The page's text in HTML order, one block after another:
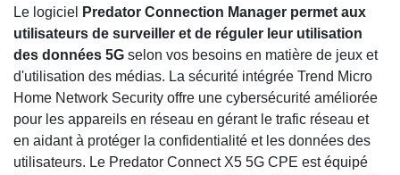
Le logiciel
Predator Connection Manager permet aux
utilisateurs de surveiller et de réguler leur utilisation
des données 5G selon vos besoins en matière de jeux et
d'utilisation des médias. La sécurité intégrée Trend Micro
Home Network Security offre une cybersécurité améliorée
pour les appareils en réseau en gérant le trafic réseau et
en aidant à protéger la confidentialité et les données des
utilisateurs. Le Predator Connect X5 5G CPE est équipé